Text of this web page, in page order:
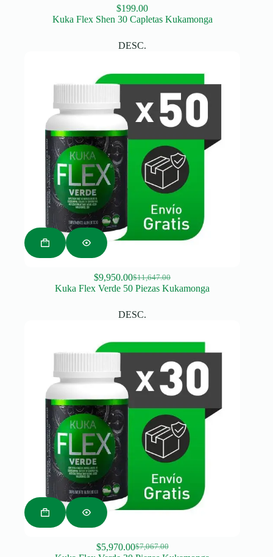
$199.00
Kuka Flex Shen 30 Capletas Kukamonga
DESC.
$11,647.00
Original
price
$11,647.00.
$9,950.00Current
price
$9,950.00.
Kuka Flex Verde 50 Piezas Kukamonga
DESC.
$7,067.00
Original
$5,970.00Current